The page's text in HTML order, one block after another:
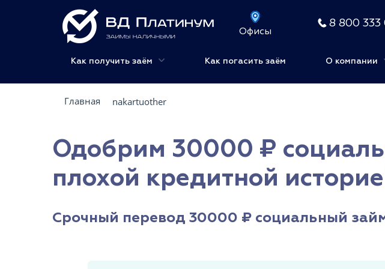
Офисы
8 800 333
Как получить заём Как погасить заём О компании
Главная nakartuother
Одобрим 30000 ₽
плохой кредитной
Срочный перевод 30000 ₽ социальный